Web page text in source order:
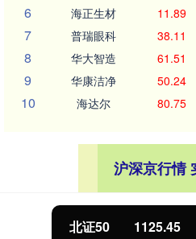
6 海正生材 11.89
7 普瑞眼科 38.11
8 华大智造 61.51
9 华康洁净 50.24
10 海达尔 80.75
沪深京行情
北证50 1125.45